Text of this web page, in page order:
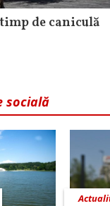
de caniculă
socială